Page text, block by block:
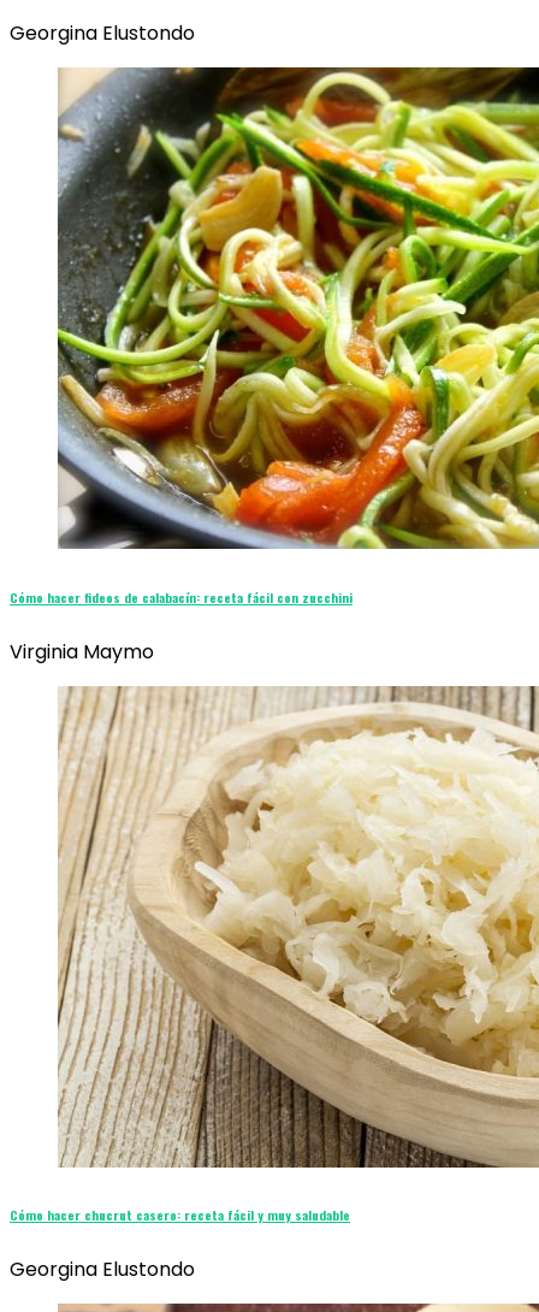
Georgina Elustondo
Cómo hacer fideos de calabacín: receta fácil con zucchini
Virginia Maymo
Cómo hacer chucrut casero: receta fácil y muy saludable
Georgina Elustondo